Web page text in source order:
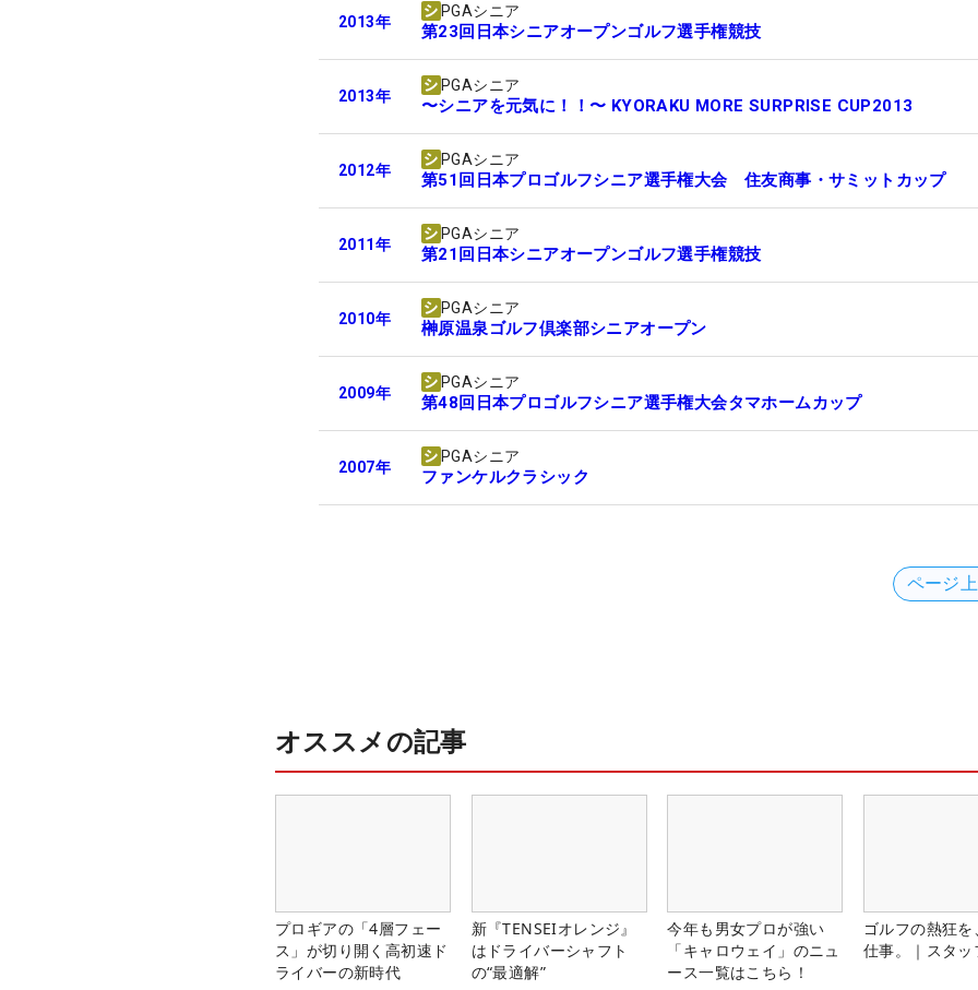
2013年
PGAシニア
第23回日本シニアオープンゴルフ選手権競技
2013年
PGAシニア
〜シニアを元気に！！〜 KYORAKU MORE SURPRISE CUP2013
2012年
PGAシニア
第51回日本プロゴルフシニア選手権大会 住友商事・サミットカップ
2011年
PGAシニア
第21回日本シニアオープンゴルフ選手権競技
2010年
PGAシニア
榊原温泉ゴルフ倶楽部シニアオープン
2009年
PGAシニア
第48回日本プロゴルフシニア選手権大会タマホームカップ
2007年
PGAシニア
ファンケルクラシック
ページ
オススメの記事
プロギアの「4層フェー
ス」が切り開く高初速ド
ライバーの新時代
新『TENSEIオレンジ』
はドライバーシャフト
の“最適解”
今年も男女プロが強い
「キャロウェイ」のニュ
ース一覧はこちら！
ゴルフの熱狂を
仕事。｜スタッ